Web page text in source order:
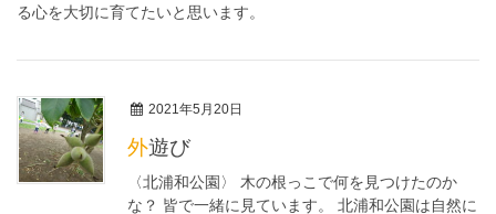
る心を大切に育てたいと思います。
2021年5月20日
外遊び
〈北浦和公園〉 木の根っこで何を見つけたのか
な？ 皆で一緒に見ています。 北浦和公園は自然に